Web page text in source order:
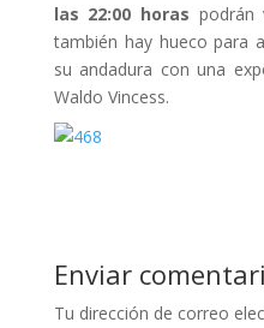
las 22:00 horas podrán
también hay hueco para
su andadura con una
Waldo Vincess.
Enviar
Tu dirección de correo